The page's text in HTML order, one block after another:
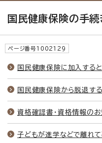
国民健康保険の手続
ページ番号1002129
国民健康保険に加入する
国民健康保険から脱退す
資格確認書・資格情報の
子どもが進学などで離れ